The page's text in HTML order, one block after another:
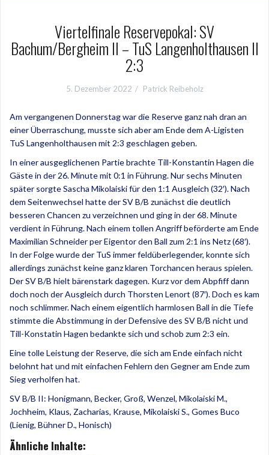
Viertelfinale Reservepokal: SV
Bachum/Bergheim II – TuS Langenholthausen II
2:3
5. Dezember 2022 Patrick Reibeholz
Am vergangenen Donnerstag war die Reserve ganz nah dran an
einer Überraschung, musste sich aber am Ende dem A-Ligisten
TuS Langenholthausen mit 2:3 geschlagen geben.
In einer ausgeglichenen Partie brachte Till-Konstantin Hagen die
Gäste in der 26. Minute mit 0:1 in Führung. Nur sechs Minuten
später sorgte Sascha Mikolaiski für den 1:1 Ausgleich (32′). Nach
dem Seitenwechsel hatte der SV B/B zunächst die deutlich
besseren Chancen zu verzeichnen und ging in der 68. Minute
verdient in Führung. Nach einem tollen Angriff beförderte am Ende
Maximilian Schneider per Eigentor den Ball zum 2:1 ins Netz (68′).
In der Folge wurde der TuS immer feldüberlegender, konnte sich
allerdings zunächst keine ganz klaren Torchancen heraus spielen.
Der SV B/B hielt bärenstark dagegen. Kurz vor dem Abpfiff dann
doch noch der Ausgleich durch Thorsten Lenort (87′). Doch es kam
noch schlimmer. Nach einem eigentlich harmlosen Ball in die Tiefe
stimmte die Abstimmung in der Defensive des SV B/B nicht und
Till-Konstatin Hagen bedankte sich und schob zum 2:3 ein.
Eine tolle Leistung der Reserve, die sich am Ende einfach nicht
belohnt hat und mit einfachen Fehlern den Gegner am Ende zum
Sieg verholfen hat.
SV B/B II: Honigmann, Becker, Groß, Wenzel, Mikolaiski M.,
Jochheim, Klaus, Zacharias, Krause, Mikolaiski S., Gomes Buco
(Lienig, Bühner D., Honisch)
Ähnliche Inhalte: